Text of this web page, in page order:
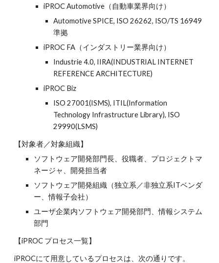
iPROC Automotive（自動車業界向け）
Automotive SPICE, ISO 26262, ISO/TS 16949
準拠
iPROC FA（インダストリー業界向け）
Industrie 4.0, IIRA(INDUSTRIAL INTERNET
REFERENCE ARCHITECTURE)
iPROC Biz
ISO 27001(ISMS), ITIL(Information
Technology Infrastructure Library), ISO
29990(LSMS)
【対象者／対象組織】
ソフトウェア開発部門長、役職者、プロジェクトマ
ネージャ、開発担当者
ソフトウェア開発組織（独立系／非独立系ITベンダ
ー、情報子会社）
ユーザ企業内ソフトウェア開発部門、情報システム
部門
【iPROC プロセス一覧】
iPROCにて用意しているプロセスは、次の通りです。